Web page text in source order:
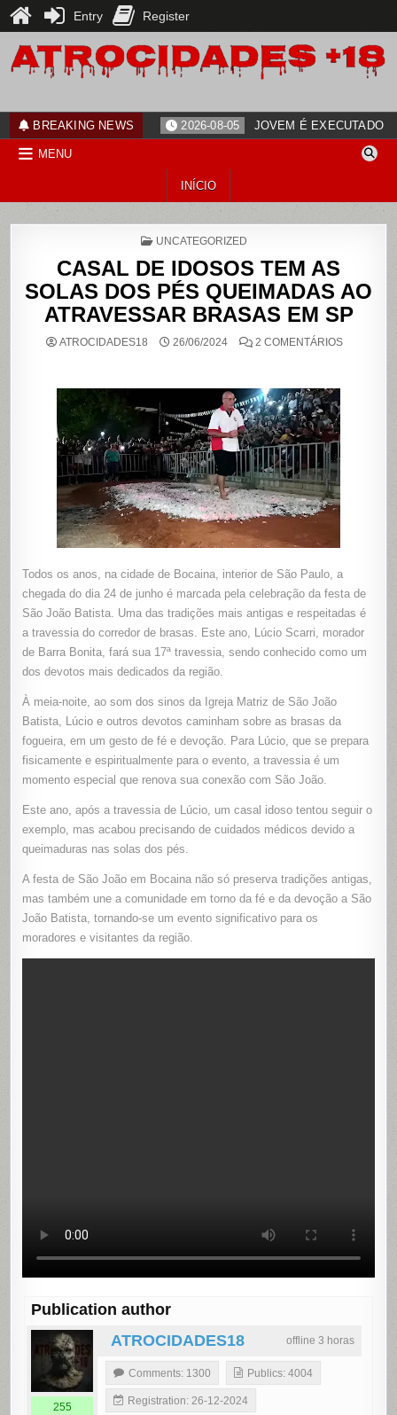
content
BREAKING NEWS 2026-08-05 JOVEM É EXECUTADO
MENU
INÍCIO
POSTED
UNCATEGORIZED
CASAL DE IDOSOS TEM AS
SOLAS DOS PÉS QUEIMADAS AO
ATRAVESSAR BRASAS EM SP
ATROCIDADES18 26/06/2024 2 COMENTÁRIOSEM
Todos os anos, na cidade de Bocaina, interior de São Paulo, a
chegada do dia 24 de junho é marcada pela celebração da festa de
São João Batista. Uma das tradições mais antigas e respeitadas é
a travessia do corredor de brasas. Este ano, Lúcio Scarri, morador
de Barra Bonita, fará sua 17ª travessia, sendo conhecido como um
dos devotos mais dedicados da região.
À meia-noite, ao som dos sinos da Igreja Matriz de São João
Batista, Lúcio e outros devotos caminham sobre as brasas da
fogueira, em um gesto de fé e devoção. Para Lúcio, que se prepara
fisicamente e espiritualmente para o evento, a travessia é um
momento especial que renova sua conexão com São João.
Este ano, após a travessia de Lúcio, um casal idoso tentou seguir o
exemplo, mas acabou precisando de cuidados médicos devido a
queimaduras nas solas dos pés.
A festa de São João em Bocaina não só preserva tradições antigas,
mas também une a comunidade em torno da fé e da devoção a São
João Batista, tornando-se um evento significativo para os
moradores e visitantes da região.
Publication author
offline 3 horas
ATROCIDADES18
255
Comments: 1300 Publics: 4004
Registration: 26-12-2024
Entry Register